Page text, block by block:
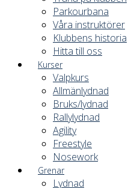
Parkourbana
Våra instruktörer
Klubbens historia
Hitta till oss
Kurser
Valpkurs
Allmänlydnad
Bruks/lydnad
Rallylydnad
Agility
Freestyle
Nosework
Grenar
Lydnad